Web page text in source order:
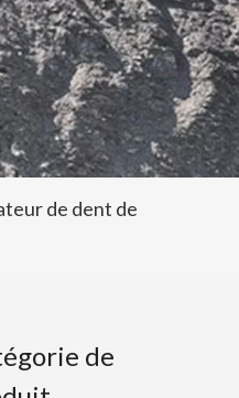
Português
de dent de
de